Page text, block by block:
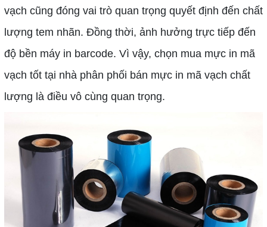
vạch cũng đóng vai trò quan trọng quyết định đến chất
lượng tem nhãn. Đồng thời, ảnh hưởng trực tiếp đến
độ bền máy in barcode. Vì vậy, chọn mua mực in mã
vạch tốt tại nhà phân phối bán mực in mã vạch chất
lượng là điều vô cùng quan trọng.